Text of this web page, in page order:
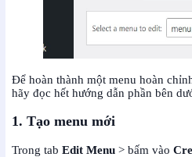
Để hoàn thành một menu hoàn
hãy đọc hết hướng dẫn phần bên
1. Tạo menu mới
Trong tab Edit Menu > bấm vào